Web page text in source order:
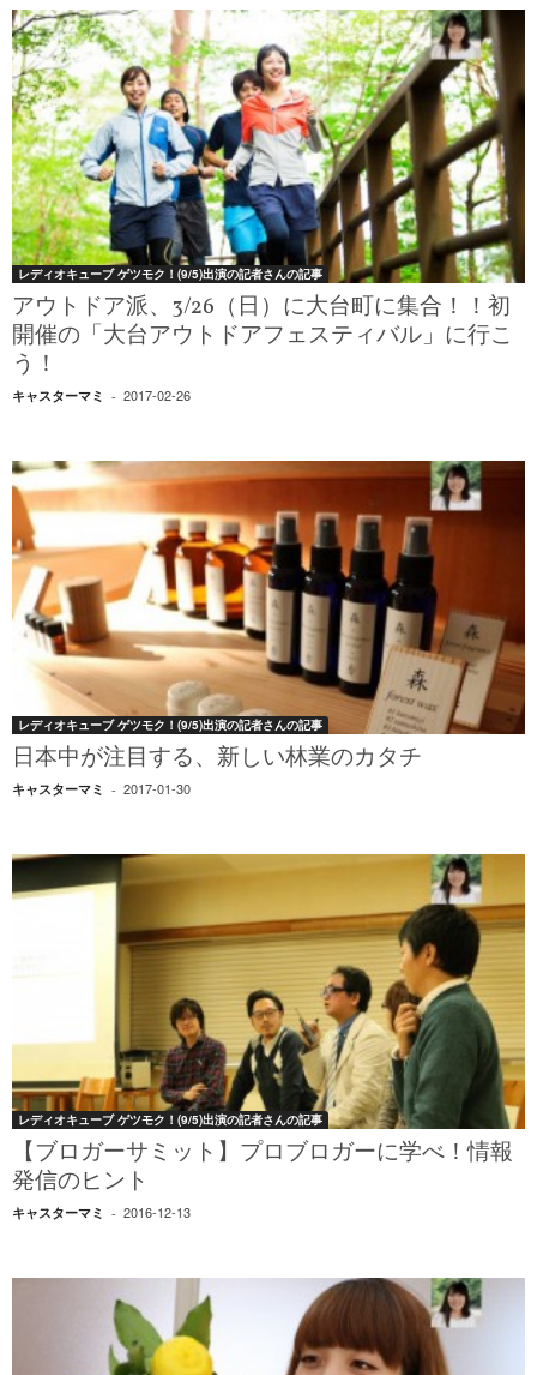
レディオキューブ ゲツモク！(9/5)出演の記者さんの記事
アウトドア派、3/26（日）に大台町に集合！！初
開催の「大台アウトドアフェスティバル」に行こ
う！
キャスターマミ - 2017-02-26
レディオキューブ ゲツモク！(9/5)出演の記者さんの記事
日本中が注目する、新しい林業のカタチ
キャスターマミ - 2017-01-30
レディオキューブ ゲツモク！(9/5)出演の記者さんの記事
【ブロガーサミット】プロブロガーに学べ！情報
発信のヒント
キャスターマミ - 2016-12-13